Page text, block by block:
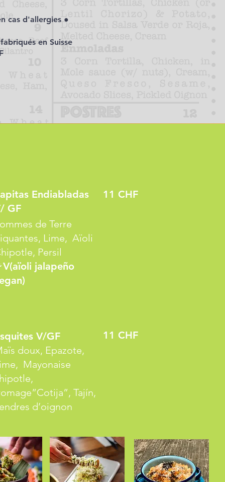
cas d'allergies ●
en Suisse
Endiabladas
GF
11 CHF
de Terre
Lime, Aïoli
Persil
jalapeño
V/GF
11 CHF
doux, Epazote,
Mayonaise
Tajín,
d’oignon